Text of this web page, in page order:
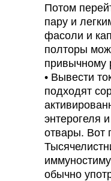
Потом
пару и
фасоли и
полторы
привычному
• Вывести
подходят
энтерогеля
отвары. Вот
обычно